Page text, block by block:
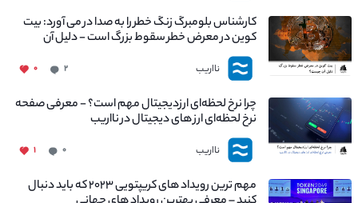
کارشناس بلومبرگ زنگ خطر را به صدا در می آورد: بیت
کوین در معرض خطر سقوط بزرگ است - دلیل آن
چیست؟
نااریب ۲ ۰
چرا نرخ لحظه‌ای ارزدیجیتال مهم است؟ - معرفی صفحه
نرخ لحظه‌ای ارز های دیجیتال در نااریب
نااریب ۰ ۱
مهم ترین رویداد های کریپتویی ۲۰۲۳ که باید دنبال